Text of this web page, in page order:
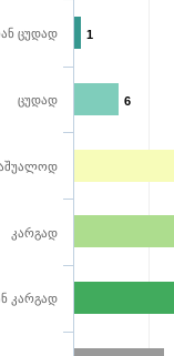
1
6
ცუდად
ცუდად
კარგად
კარგად
ეკლესიის